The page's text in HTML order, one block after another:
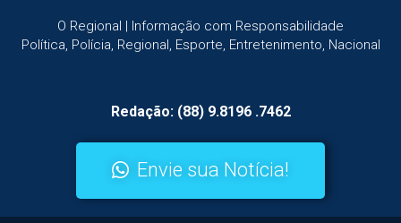
O Regional | Informação com Responsabilidade
Política, Polícia, Regional, Esporte, Entretenimento, Nacional
Redação: (88) 9.8196 .7462
Envie sua Notícia!